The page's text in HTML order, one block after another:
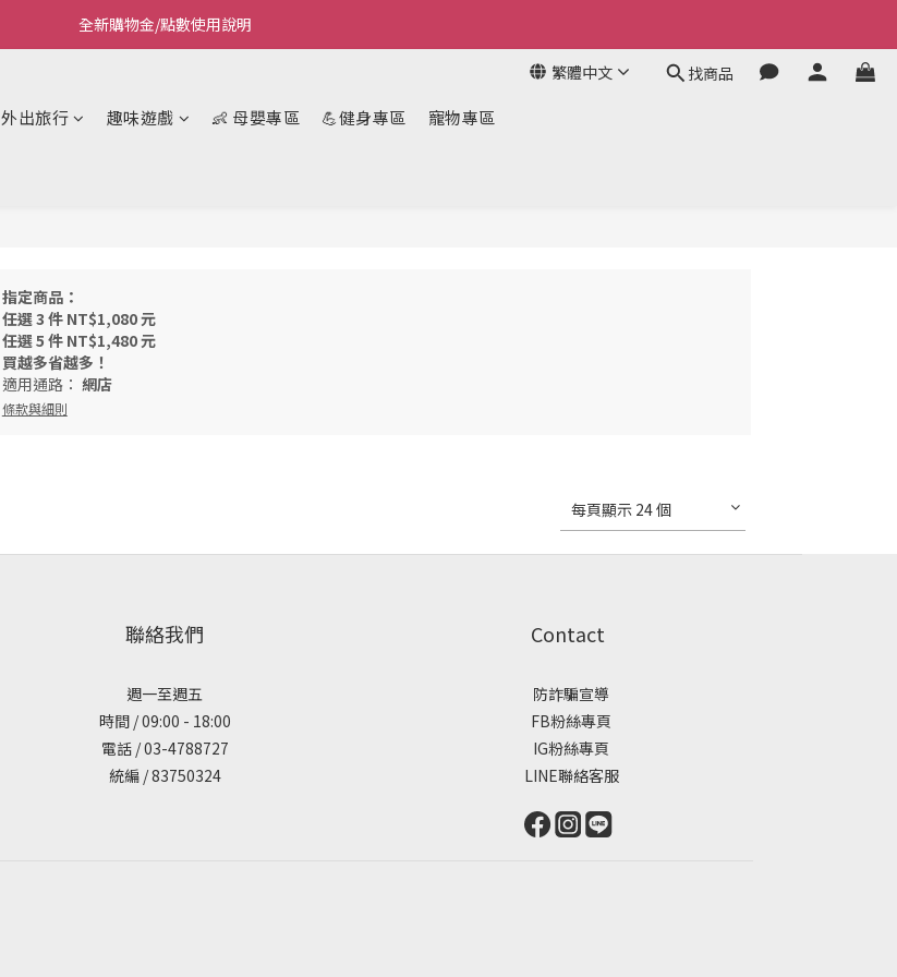
Welcome~私藏生活~
全新購物金/點數使用說明
繁體中文 找商品
外出旅行 趣味遊戲 👶 母嬰專區 💪健身專區
寵物專區
指定商品：
任選 3 件 NT$1,080 元
任選 5 件 NT$1,480 元
買越多省越多！
適用通路： 網店
條款與細則
每頁顯示 24 個
聯絡我們
週一至週五
時間 / 09:00 - 18:00
電話 / 03-4788727
統編 / 83750324
Contact
防詐騙宣導
FB粉絲專頁
IG粉絲專頁
LINE聯絡客服